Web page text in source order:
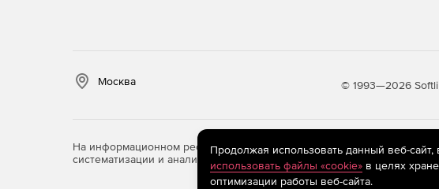
Москва © 1993—2026
На информационном ресурсе store.softline.ru применяются
систематизации и анализа сведений, относящихся к предпочтениям
Продолжая использовать данный веб-
использовать файлы «cookie»в целях
оптимизации работы веб-сайта.